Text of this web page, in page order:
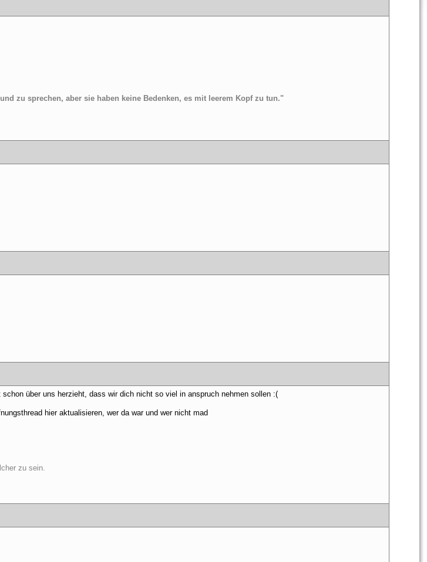
zu sprechen, aber sie haben keine Bedenken, es mit leerem Kopf zu tun."
über uns herzieht, dass wir dich nicht so viel in anspruch nehmen sollen :(
hier aktualisieren, wer da war und wer nicht mad
zu sein.